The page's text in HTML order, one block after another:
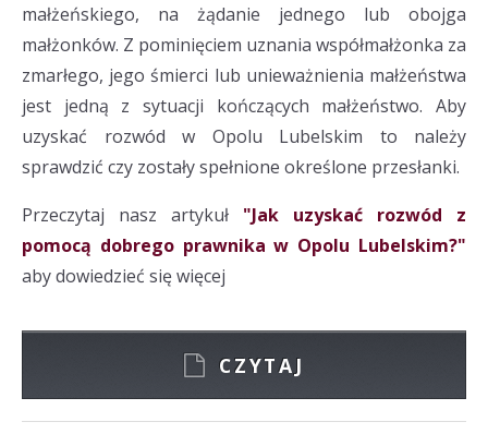
małżeńskiego, na żądanie jednego lub obojga
małżonków. Z pominięciem uznania współmałżonka za
zmarłego, jego śmierci lub unieważnienia małżeństwa
jest jedną z sytuacji kończących małżeństwo. Aby
uzyskać rozwód w Opolu Lubelskim to należy
sprawdzić czy zostały spełnione określone przesłanki.
Przeczytaj nasz artykuł "Jak uzyskać rozwód z
pomocą dobrego prawnika w Opolu Lubelskim?"
aby dowiedzieć się więcej
CZYTAJ